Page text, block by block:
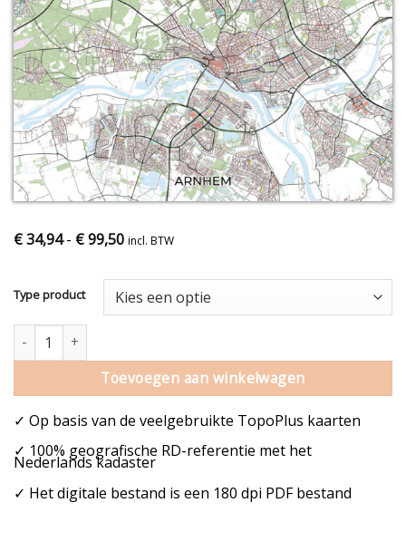
€34,94- €99,50 incl. BTW
Type product
Arnhem stadskaart poster kleur aantal
Toevoegen aan winkelwagen
✓ Op basis van de veelgebruikte TopoPlus kaarten
✓ 100% geografische RD-referentie met het
Nederlands kadaster
✓ Het digitale bestand is een 180 dpi PDF bestand